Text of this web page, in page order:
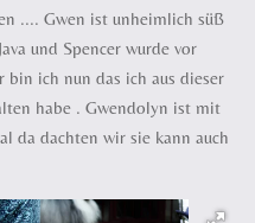
.... Gwen ist unheimlich süß
und Spencer wurde vor
bin ich nun das ich aus dieser
habe . Gwendolyn ist mit
da dachten wir sie kann auch